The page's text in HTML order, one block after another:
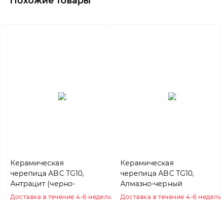
Керамическая
черепица ABC TG10,
Антрацит (черно-
коричневый ангоб)
Доставка в течение 4-6 недель
Керамическая
черепица ABC TG10,
Алмазно-черный
(ангоб)
Доставка в течение 4-6